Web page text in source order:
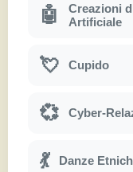
🤖
Creazioni
Artificiale
💘 Cupido
💞 Cyber-
💃 Danze